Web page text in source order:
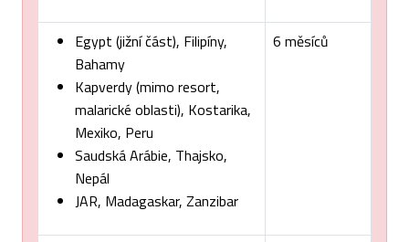
Egypt (jižní část), Filipíny,
Bahamy
Kapverdy (mimo resort,
malarické oblasti), Kostarika,
Mexiko, Peru
Saudská Arábie, Thajsko,
Nepál
JAR, Madagaskar, Zanzibar
6 měsíců